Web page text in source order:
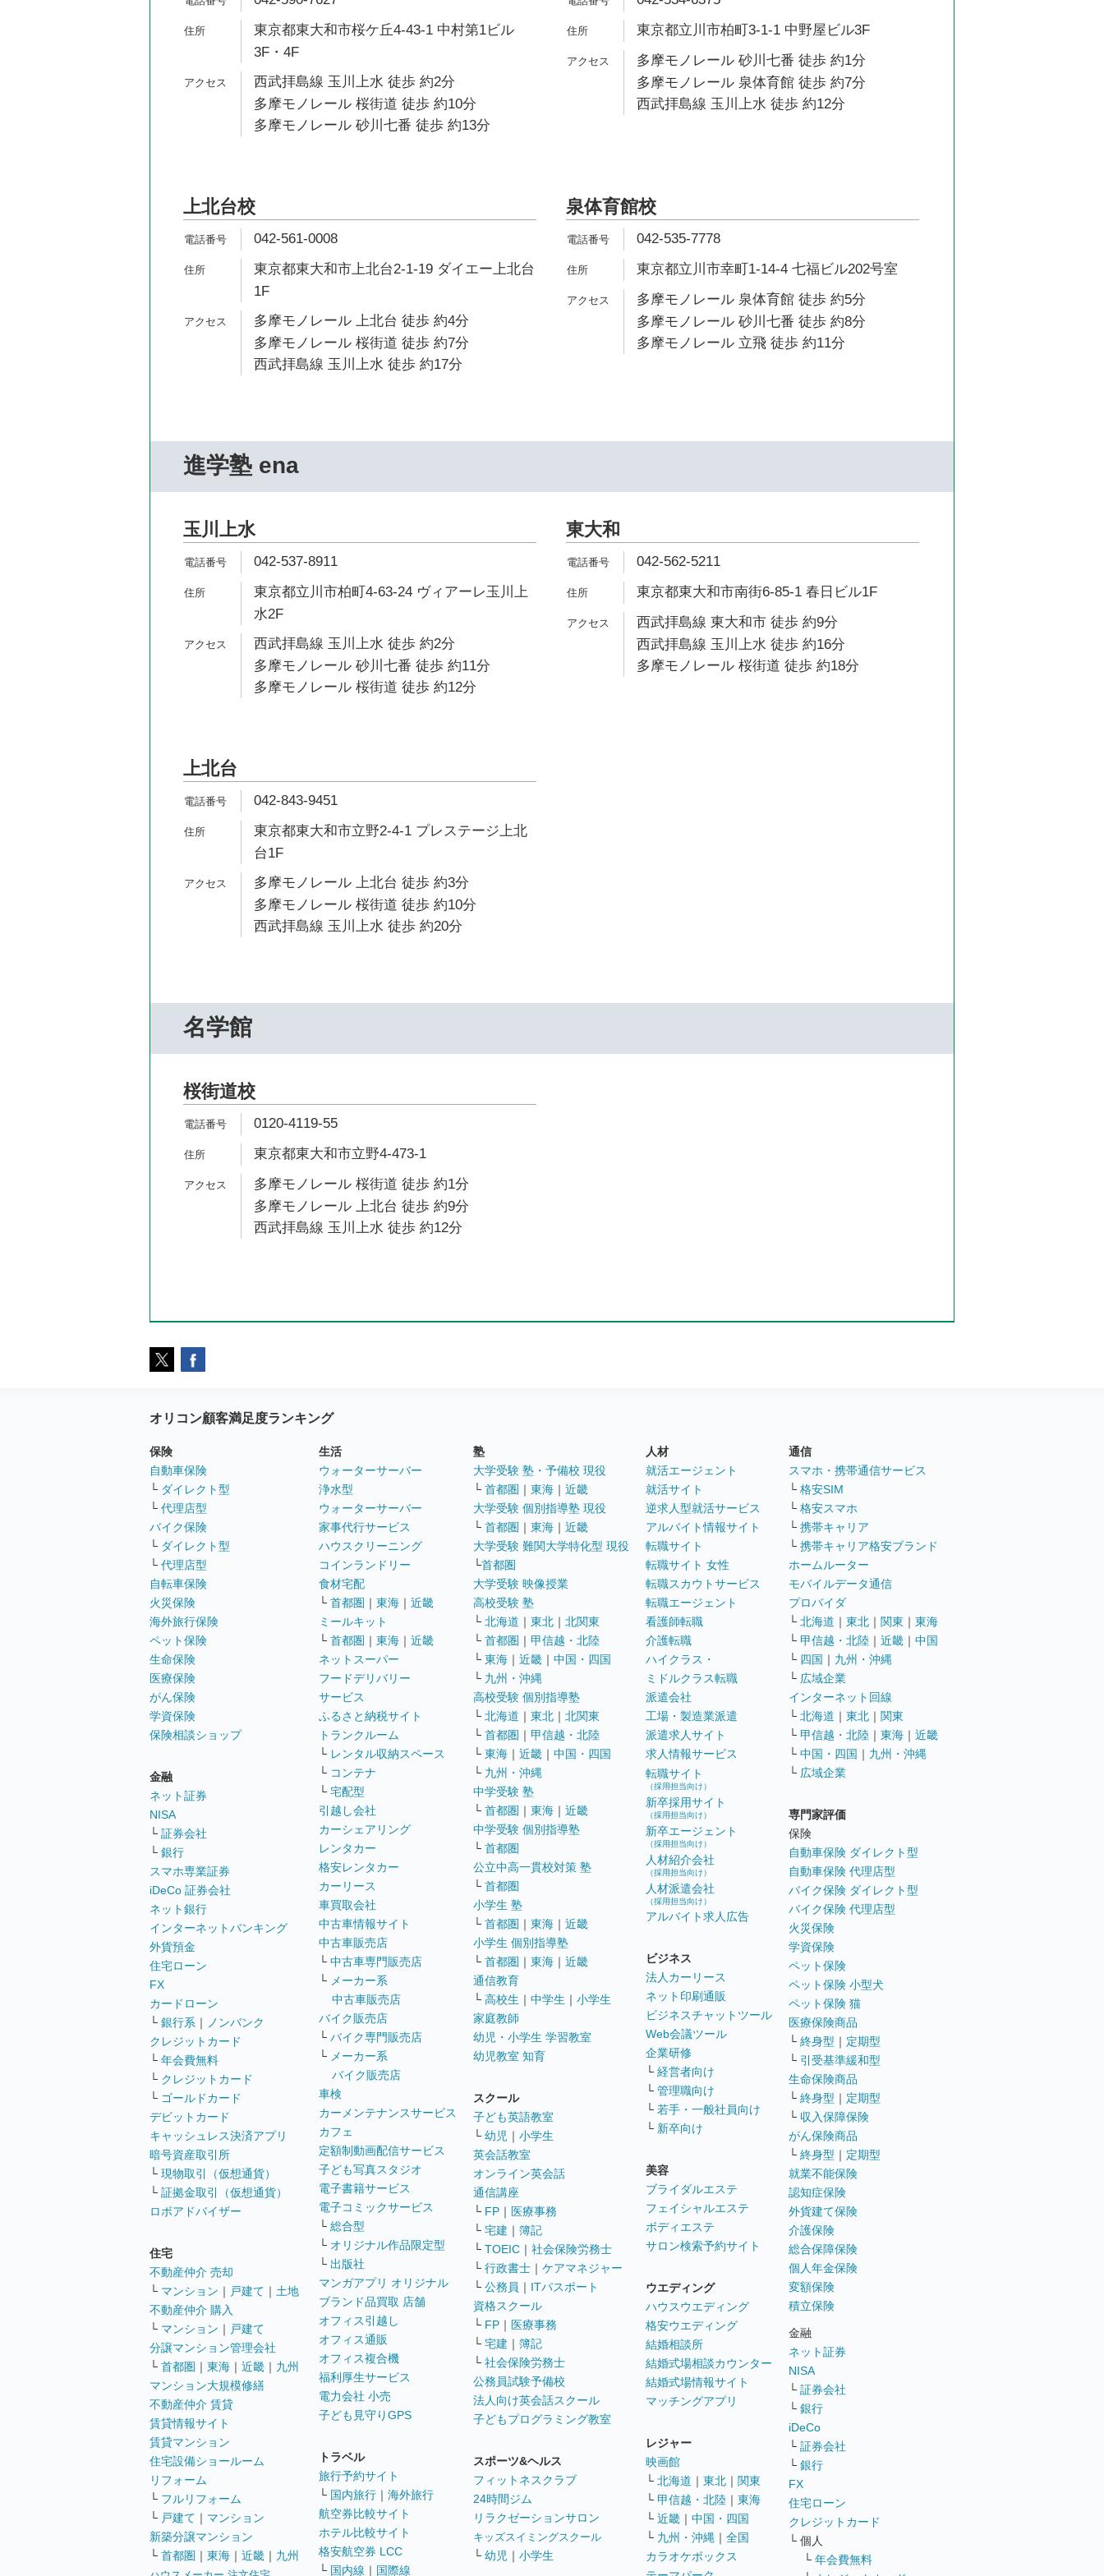
東京都東大和市桜ケ丘4-43-1 中村第1ビル
3F・4F
西武拝島線 玉川上水 徒歩 約2分
多摩モノレール 桜街道 徒歩 約10分
多摩モノレール 砂川七番 徒歩 約13分
東京都立川市柏町3-1-1 中野屋ビル3F
多摩モノレール 砂川七番 徒歩 約1分
多摩モノレール 泉体育館 徒歩 約7分
西武拝島線 玉川上水 徒歩 約12分
上北台校
042-561-0008
東京都東大和市上北台2-1-19 ダイエー上北台
1F
多摩モノレール 上北台 徒歩 約4分
多摩モノレール 桜街道 徒歩 約7分
西武拝島線 玉川上水 徒歩 約17分
泉体育館校
042-535-7778
東京都立川市幸町1-14-4 七福ビル202号室
多摩モノレール 泉体育館 徒歩 約5分
多摩モノレール 砂川七番 徒歩 約8分
多摩モノレール 立飛 徒歩 約11分
進学塾 ena
玉川上水
042-537-8911
東京都立川市柏町4-63-24 ヴィアーレ玉川上
水2F
西武拝島線 玉川上水 徒歩 約2分
多摩モノレール 砂川七番 徒歩 約11分
多摩モノレール 桜街道 徒歩 約12分
東大和
042-562-5211
東京都東大和市南街6-85-1 春日ビル1F
西武拝島線 東大和市 徒歩 約9分
西武拝島線 玉川上水 徒歩 約16分
多摩モノレール 桜街道 徒歩 約18分
上北台
042-843-9451
東京都東大和市立野2-4-1 プレステージ上北
台1F
多摩モノレール 上北台 徒歩 約3分
多摩モノレール 桜街道 徒歩 約10分
西武拝島線 玉川上水 徒歩 約20分
名学館
桜街道校
0120-4119-55
東京都東大和市立野4-473-1
多摩モノレール 桜街道 徒歩 約1分
多摩モノレール 上北台 徒歩 約9分
西武拝島線 玉川上水 徒歩 約12分
オリコン顧客満足度ランキング
保険
自動車保険
└ ダイレクト型
└ 代理店型
バイク保険
└ ダイレクト型
└ 代理店型
自転車保険
火災保険
海外旅行保険
ペット保険
生命保険
医療保険
がん保険
学資保険
保険相談ショップ
金融
ネット証券
NISA
└ 証券会社
└ 銀行
スマホ専業証券
iDeCo 証券会社
ネット銀行
インターネットバンキング
外貨預金
住宅ローン
FX
カードローン
└ 銀行系 ｜
ノンバンク
クレジットカード
└ 年会費無料
└ クレジットカード
└ ゴールドカード
デビットカード
キャッシュレス決済アプリ
暗号資産取引所
└ 現物取引（仮想通貨）
└ 証拠金取引（仮想通貨）
ロボアドバイザー
住宅
不動産仲介 売却
└ マンション ｜ 戸建て ｜ 土地
不動産仲介 購入
└ マンション ｜ 戸建て
分譲マンション管理会社
└ 首都圏 ｜ 東海 ｜ 近畿 ｜ 九州
マンション大規模修繕
不動産仲介 賃貸
賃貸情報サイト
賃貸マンション
住宅設備ショールーム
リフォーム
└ フルリフォーム
└ 戸建て ｜ マンション
新築分譲マンション
└ 首都圏 ｜ 東海 ｜ 近畿 ｜ 九州
生活
ウォーターサーバー
浄水型
ウォーターサーバー
家事代行サービス
ハウスクリーニング
コインランドリー
食材宅配
└ 首都圏 ｜ 東海 ｜ 近畿
ミールキット
└ 首都圏 ｜ 東海 ｜ 近畿
ネットスーパー
フードデリバリー
サービス
ふるさと納税サイト
トランクルーム
└ レンタル収納スペース
└ コンテナ
└ 宅配型
引越し会社
カーシェアリング
レンタカー
格安レンタカー
カーリース
車買取会社
中古車情報サイト
中古車販売店
└ 中古車専門販売店
└ メーカー系
中古車販売店
バイク販売店
└ バイク専門販売店
└ メーカー系
バイク販売店
車検
カーメンテナンスサービス
カフェ
定額制動画配信サービス
子ども写真スタジオ
電子書籍サービス
電子コミックサービス
└ 総合型
└ オリジナル作品限定型
└ 出版社
マンガアプリ オリジナル
ブランド品買取 店舗
オフィス引越し
オフィス通販
オフィス複合機
福利厚生サービス
電力会社 小売
子ども見守りGPS
トラベル
旅行予約サイト
└ 国内旅行 ｜ 海外旅行
航空券比較サイト
ホテル比較サイト
格安航空券 LCC
└ 国内線 ｜ 国際線
塾
大学受験 塾・予備校 現役
└ 首都圏 ｜ 東海 ｜ 近畿
大学受験 個別指導塾 現役
└ 首都圏 ｜ 東海 ｜ 近畿
大学受験 難関大学特化型 現役
└首都圏
大学受験 映像授業
高校受験 塾
└ 北海道 ｜ 東北 ｜ 北関東
└ 首都圏 ｜ 甲信越・北陸
└ 東海 ｜ 近畿 ｜ 中国・四国
└ 九州・沖縄
高校受験 個別指導塾
└ 北海道 ｜ 東北 ｜ 北関東
└ 首都圏 ｜ 甲信越・北陸
└ 東海 ｜ 近畿 ｜ 中国・四国
└ 九州・沖縄
中学受験 塾
└ 首都圏 ｜ 東海 ｜ 近畿
中学受験 個別指導塾
└ 首都圏
公立中高一貫校対策 塾
└ 首都圏
小学生 塾
└ 首都圏 ｜ 東海 ｜ 近畿
小学生 個別指導塾
└ 首都圏 ｜ 東海 ｜ 近畿
通信教育
└ 高校生 ｜ 中学生 ｜ 小学生
家庭教師
幼児・小学生 学習教室
幼児教室 知育
スクール
子ども英語教室
└ 幼児 ｜ 小学生
英会話教室
オンライン英会話
通信講座
└ FP ｜ 医療事務
└ 宅建 ｜ 簿記
└ TOEIC ｜ 社会保険労務士
└ 行政書士 ｜ ケアマネジャー
└ 公務員 ｜ ITパスポート
資格スクール
└ FP ｜ 医療事務
└ 宅建 ｜ 簿記
└ 社会保険労務士
公務員試験予備校
法人向け英会話スクール
子どもプログラミング教室
スポーツ&ヘルス
フィットネスクラブ
24時間ジム
リラクゼーションサロン
キッズスイミングスクール
└ 幼児 ｜ 小学生
人材
就活エージェント
就活サイト
逆求人型就活サービス
アルバイト情報サイト
転職サイト
転職サイト 女性
転職スカウトサービス
転職エージェント
看護師転職
介護転職
ハイクラス・
ミドルクラス転職
派遣会社
工場・製造業派遣
派遣求人サイト
求人情報サービス
転職サイト
（採用担当向け）
新卒採用サイト
（採用担当向け）
新卒エージェント
（採用担当向け）
人材紹介会社
（採用担当向け）
人材派遣会社
（採用担当向け）
アルバイト求人広告
ビジネス
法人カーリース
ネット印刷通販
ビジネスチャットツール
Web会議ツール
企業研修
└ 経営者向け
└ 管理職向け
└ 若手・一般社員向け
└ 新卒向け
美容
ブライダルエステ
フェイシャルエステ
ボディエステ
サロン検索予約サイト
ウエディング
ハウスウエディング
格安ウエディング
結婚相談所
結婚式場相談カウンター
結婚式場情報サイト
マッチングアプリ
レジャー
映画館
└ 北海道 ｜ 東北 ｜ 関東
└ 甲信越・北陸 ｜ 東海
└ 近畿 ｜ 中国・四国
└ 九州・沖縄 ｜ 全国
カラオケボックス
通信
スマホ・携帯通信サービス
└ 格安SIM
└ 格安スマホ
└ 携帯キャリア
└ 携帯キャリア格安ブランド
ホームルーター
モバイルデータ通信
プロバイダ
└ 北海道 ｜ 東北 ｜ 関東 ｜ 東海
└ 甲信越・北陸 ｜ 近畿 ｜ 中国
└ 四国 ｜ 九州・沖縄
└ 広域企業
インターネット回線
└ 北海道 ｜ 東北 ｜ 関東
└ 甲信越・北陸 ｜ 東海 ｜ 近畿
└ 中国・四国 ｜ 九州・沖縄
└ 広域企業
専門家評価
保険
自動車保険 ダイレクト型
自動車保険 代理店型
バイク保険 ダイレクト型
バイク保険 代理店型
火災保険
学資保険
ペット保険
ペット保険 小型犬
ペット保険 猫
医療保険商品
└ 終身型 ｜ 定期型
└ 引受基準緩和型
生命保険商品
└ 終身型 ｜ 定期型
└ 収入保障保険
がん保険商品
└ 終身型 ｜ 定期型
就業不能保険
認知症保険
外貨建て保険
介護保険
総合保障保険
個人年金保険
変額保険
積立保険
金融
ネット証券
NISA
└ 証券会社
└ 銀行
iDeCo
└ 証券会社
└ 銀行
FX
住宅ローン
クレジットカード
└ 個人
└ 年会費無料